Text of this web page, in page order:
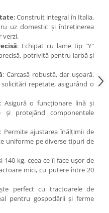
: Construit integral în Italia,
uz domestic și întreținerea
verzi.
: Echipat cu lame tip "Y"
potrivită pentru iarbă și
: Carcasă robustă, dar ușoară,
repetate, asigurând o
: Asigură o funcționare lină și
și protejând componentele
: Permite ajustarea înălțimii de
uniforme pe diverse tipuri de
140 kg, ceea ce îl face ușor de
mici, cu putere între 20
perfect cu tractoarele de
pentru gospodării și ferme